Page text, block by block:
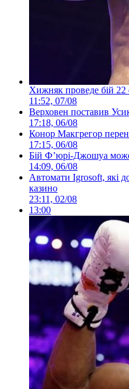
Хижняк проведе бій 22
11:52, 07/08
Верховен поставив
17:18, 06/08
Конор Макгрегор
17:15, 06/08
Бій Ф’юрі-Джошуа
14:09, 06/08
Автомати Igrosoft, які
казино
23:11, 02/08
13:00